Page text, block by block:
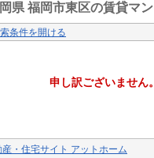
県 福岡市東区の賃貸マ
条件を開ける
申し訳ございません
産・住宅サイト アットホーム